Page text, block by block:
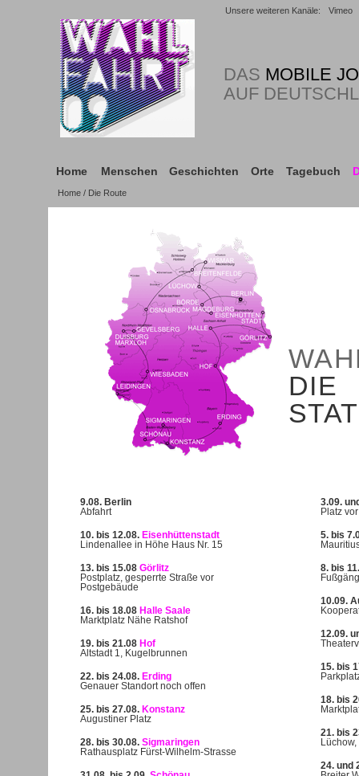
Unsere weiteren Kanäle: Vimeo
DAS MOBILE
AUF
Home Menschen Geschichten Orte Tagebuch
Home / Die Route
DIE
9.08. Berlin
Abfahrt
10. bis 12.08. Eisenhüttenstadt
Lindenallee in Höhe Haus Nr. 15
13. bis 15.08 Görlitz
Postplatz, gesperrte Straße vor
Postgebäude
16. bis 18.08 Halle Saale
Marktplatz Nähe Ratshof
19. bis 21.08 Hof
Altstadt 1, Kugelbrunnen
22. bis 24.08. Erding
Genauer Standort noch offen
25. bis 27.08. Konstanz
Augustiner Platz
28. bis 30.08. Sigmaringen
Rathausplatz Fürst-Wilhelm-Strasse
3.09.
Platz
5. bis
8. bis
10.09.
12.09.
15. bis
18. bis
21. bis
24. und